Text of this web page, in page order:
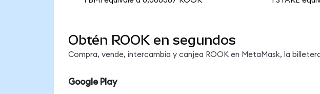
Obtén ROOK en segundos
Compra, vende, intercambia y canjea ROOK en MetaMask, la
Google Play